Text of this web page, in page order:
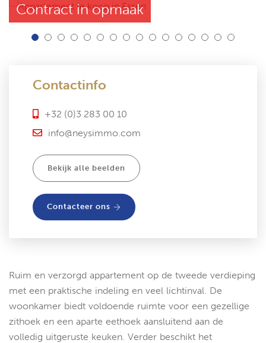
Contract in opmaak
Contactinfo
+32 (0)3 283 00 10
info@neysimmo.com
Bekijk alle beelden
Contacteer ons
Ruim en verzorgd appartement op de tweede verdieping
met een praktische indeling en veel lichtinval. De
woonkamer biedt voldoende ruimte voor een gezellige
zithoek en een aparte eethoek aansluitend aan de
volledig uitgeruste keuken. Verder beschikt het